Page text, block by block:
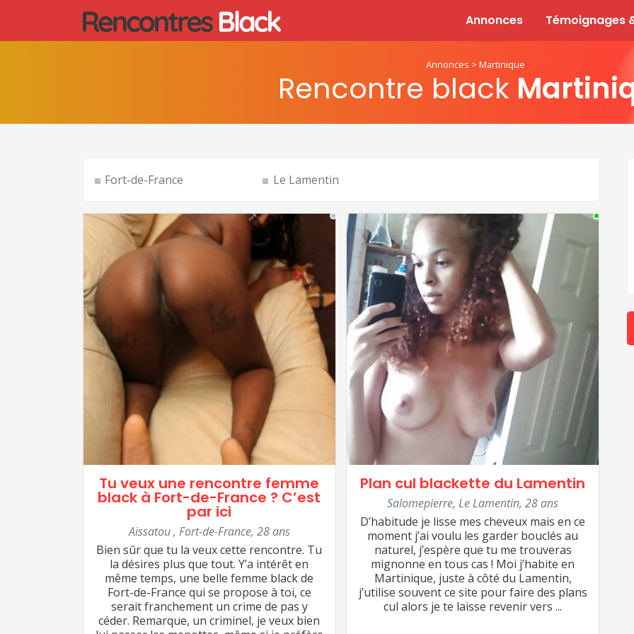
Annonces Témoignages
Annonces > Martinique
Rencontre black
Fort-de-France Le Lamentin
Tu veux une rencontre femme
black à Fort-de-France ? C’est
par ici
Aïssatou, Fort-de-France, 28 ans
Bien sûr que tu la veux cette rencontre. Tu
la désires plus que tout. Y’a intérêt en
même temps, une belle femme black de
Fort-de-France qui se propose à toi, ce
serait franchement un crime de pas y
céder. Remarque, un criminel, je veux bien
Plan cul blackette du Lamentin
Salomepierre,Le Lamentin,28 ans
D’habitude je lisse mes cheveux mais en ce
moment j’ai voulu les garder bouclés au
naturel, j’espère que tu me trouveras
mignonne en tous cas ! Moi j’habite en
Martinique, juste à côté du Lamentin,
j’utilise souvent ce site pour faire des plans
cul alors je te laisse revenir vers ...